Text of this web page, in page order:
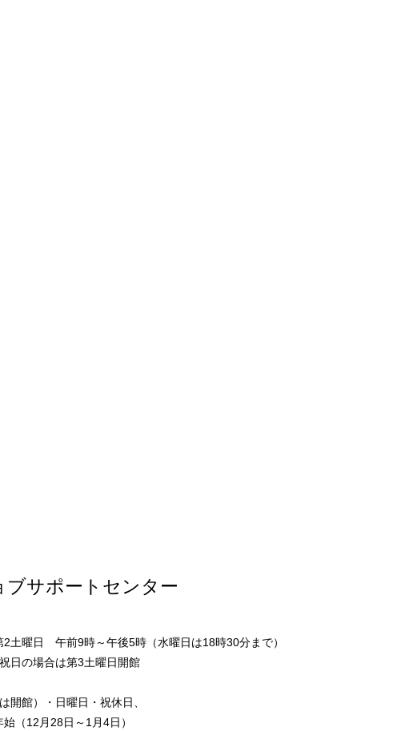
ブサポートセンター
2土曜日 午前9時～午後5時（水曜日は18時30分まで）
日の場合は第3土曜日開館
開館）・日曜日・祝休日、
（12月28日～1月4日）